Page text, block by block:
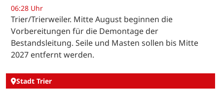
06:28 Uhr
Trier/Trierweiler. Mitte August beginnen die
Vorbereitungen für die Demontage der
Bestandsleitung. Seile und Masten sollen bis Mitte
2027 entfernt werden.
Stadt Trier